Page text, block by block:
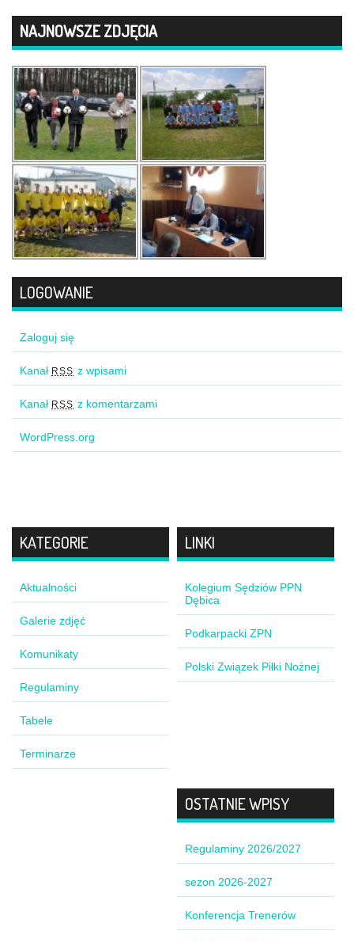
NAJNOWSZE ZDJĘCIA
LOGOWANIE
Zaloguj się
Kanał RSS z wpisami
Kanał RSS z komentarzami
WordPress.org
KATEGORIE
Aktualności
Galerie zdjęć
Komunikaty
Regulaminy
Tabele
Terminarze
LINKI
Kolegium Sędziów PPN
Dębica
Podkarpacki ZPN
Polski Związek Piłki Nożnej
OSTATNIE WPISY
Regulaminy 2026/2027
sezon 2026-2027
Konferencja Trenerów